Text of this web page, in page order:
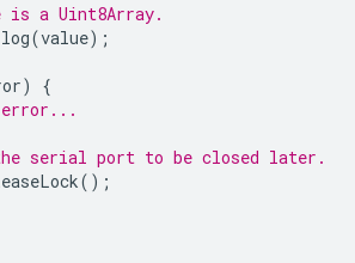
is a Uint8Array.
log(value);
)
{
error...
serial port to be closed later.
();